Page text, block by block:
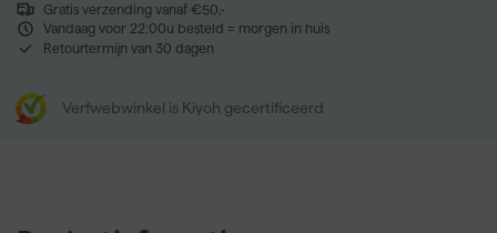
Gratis verzending vanaf €50,-
Vandaag voor 22:00u besteld = morgen in huis
Retourtermijn van 30 dagen
Verfwebwinkel is Kiyoh gecertificeerd